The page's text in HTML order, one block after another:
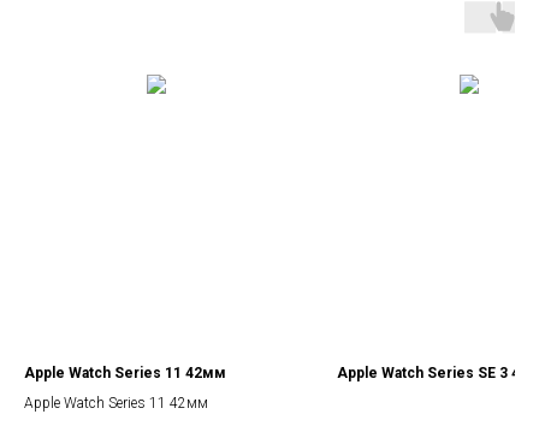
Apple Watch Series 11 42мм
Apple Watch Series 11 42мм
Apple Watch Series SE 3